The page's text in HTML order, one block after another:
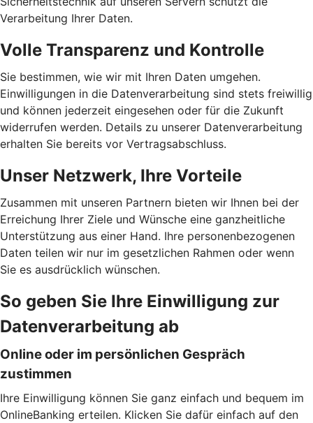
Verarbeitung Ihrer Daten.
Volle Transparenz und Kontrolle
Sie bestimmen, wie wir mit Ihren Daten umgehen.
Einwilligungen in die Datenverarbeitung sind stets freiwillig
und können jederzeit eingesehen oder für die Zukunft
widerrufen werden. Details zu unserer Datenverarbeitung
erhalten Sie bereits vor Vertragsabschluss.
Unser Netzwerk, Ihre Vorteile
Zusammen mit unseren Partnern bieten wir Ihnen bei der
Erreichung Ihrer Ziele und Wünsche eine ganzheitliche
Unterstützung aus einer Hand. Ihre personenbezogenen
Daten teilen wir nur im gesetzlichen Rahmen oder wenn
Sie es ausdrücklich wünschen.
So geben Sie Ihre Einwilligung zur
Datenverarbeitung ab
Online oder im persönlichen Gespräch
zustimmen
Ihre Einwilligung können Sie ganz einfach und bequem im
OnlineBanking erteilen. Klicken Sie dafür einfach auf den